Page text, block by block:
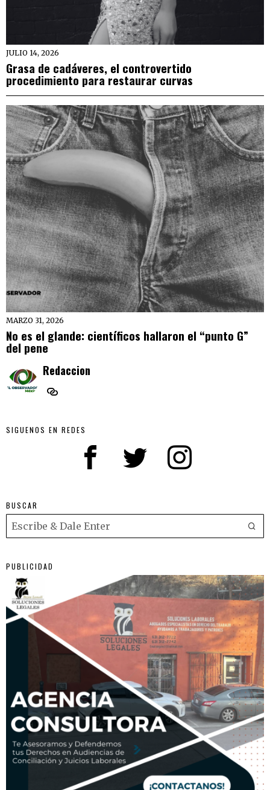
JULIO 14, 2026
Grasa de cadáveres, el controvertido
procedimiento para restaurar curvas
MARZO 31, 2026
No es el glande: científicos hallaron el “punto G”
del pene
Redaccion
SIGUENOS EN REDES
BUSCAR
PUBLICIDAD